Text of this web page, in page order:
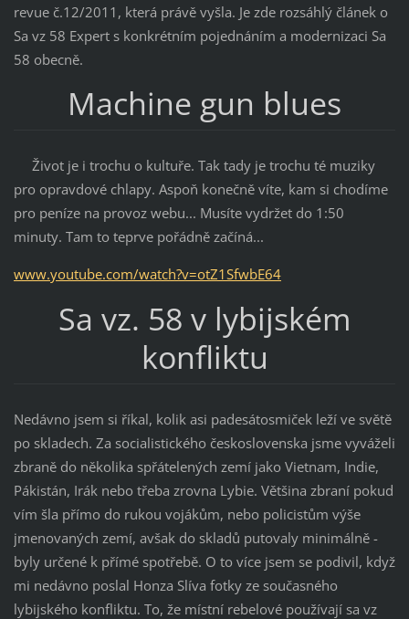
revue č.12/2011, která právě vyšla. Je zde rozsáhlý článek o
Sa vz 58 Expert s konkrétním pojednáním a modernizaci Sa
58 obecně.
Machine gun blues
Život je i trochu o kultuře. Tak tady je trochu té muziky
pro opravdové chlapy. Aspoň konečně víte, kam si chodíme
pro peníze na provoz webu... Musíte vydržet do 1:50
minuty. Tam to teprve pořádně začíná...
www.youtube.com/watch?v=otZ1SfwbE64
Sa vz. 58 v lybijském
konfliktu
Nedávno jsem si říkal, kolik asi padesátosmiček leží ve světě
po skladech. Za socialistického československa jsme vyváželi
zbraně do několika spřátelených zemí jako Vietnam, Indie,
Pákistán, Irák nebo třeba zrovna Lybie. Většina zbraní pokud
vím šla přímo do rukou vojákům, nebo policistům výše
jmenovaných zemí, avšak do skladů putovaly minimálně -
byly určené k přímé spotřebě. O to více jsem se podivil, když
mi nedávno poslal Honza Slíva fotky ze současného
lybijského konfliktu. To, že místní rebelové používají sa vz